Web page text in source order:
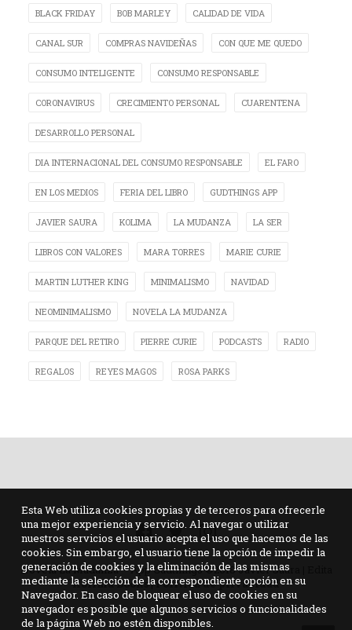
BLACK FRIDAY BOB MARLEY CALIDAD DE VIDA
CANAL SUR COMPRAS NAVIDEÑAS CON QUE ME QUEDO
CONSUMO INTELIGENTE CONSUMO RESPONSABLE
CORONAVIRUS CRECIMIENTO PERSONAL CUARENTENA
DESARROLLO PERSONAL
DIA INTERNACIONAL DEL CONSUMO RESPONSABLE EL FARO
EN LOS MEDIOS FERIA DEL LIBRO GUDTHINGS APP
JAVIER SAURA KOLIMA LA MUDANZA LA SER
LIBROS CON VALORES MARA TORRES MARIE CURIE
MARTIN LUTHER KING MINIMALISMO NAVIDAD
NEOMINIMALISMO NOVELA LA MUDANZA
PARQUE DEL RETIRO PIERRE CURIE PODCASTS RADIO
REGALOS REYES MAGOS ROSA PARKS
Novela La Mudanza – App Gudthings ©2018 Javier Saura | Edita
Kolima Books|Política de privacidad
Esta Web utiliza cookies propias y de terceros para ofrecerle
una mejor experiencia y servicio. Al navegar o utilizar
nuestros servicios el usuario acepta el uso que hacemos de las
cookies. Sin embargo, el usuario tiene la opción de impedir la
generación de cookies y la eliminación de las mismas
mediante la selección de la correspondiente opción en su
Navegador. En caso de bloquear el uso de cookies en su
navegador es posible que algunos servicios o funcionalidades
de la página Web no estén disponibles.